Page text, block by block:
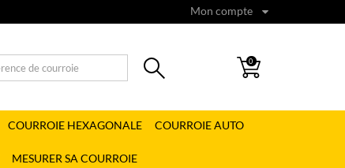
Mon compte
0
COURROIE HEXAGONALE COURROIE AUTO
MESURER SA COURROIE